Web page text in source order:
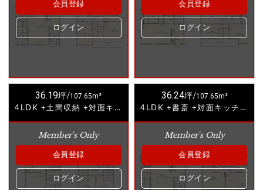
会員登録
ログイン
会員登録
ログイン
36.19坪/107.65m²
4LDK +土間収納 +対面キッチン +和室
Member's Only
会員登録
ログイン
36.24坪/107.65m²
4LDK +書斎 +対面キッチン +和室①
Member's Only
会員登録
ログイン